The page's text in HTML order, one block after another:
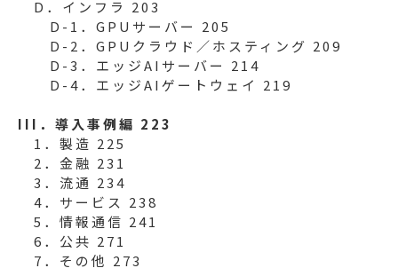
D．インフラ 203
D-1．GPUサーバー 205
D-2．GPUクラウド／ホスティング 209
D-3．エッジAIサーバー 214
D-4．エッジAIゲートウェイ 219
III．導入事例編 223
1．製造 225
2．金融 231
3．流通 234
4．サービス 238
5．情報通信 241
6．公共 271
7．その他 273